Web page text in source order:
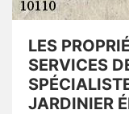
LES
SERVICES
JARDINIER